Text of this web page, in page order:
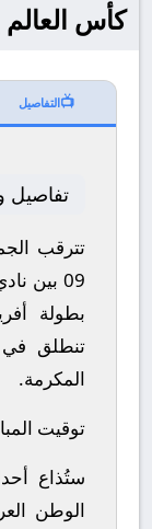
كأس العالم
📺التفاصيل
تفاصيل
09 بين
بطولة
المكرمة.
توقيت
ستُذاع
الوطن